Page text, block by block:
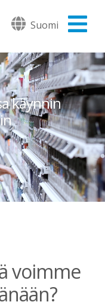
Suomi
käynnin
voimme